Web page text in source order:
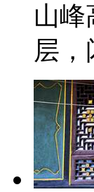
山峰
层